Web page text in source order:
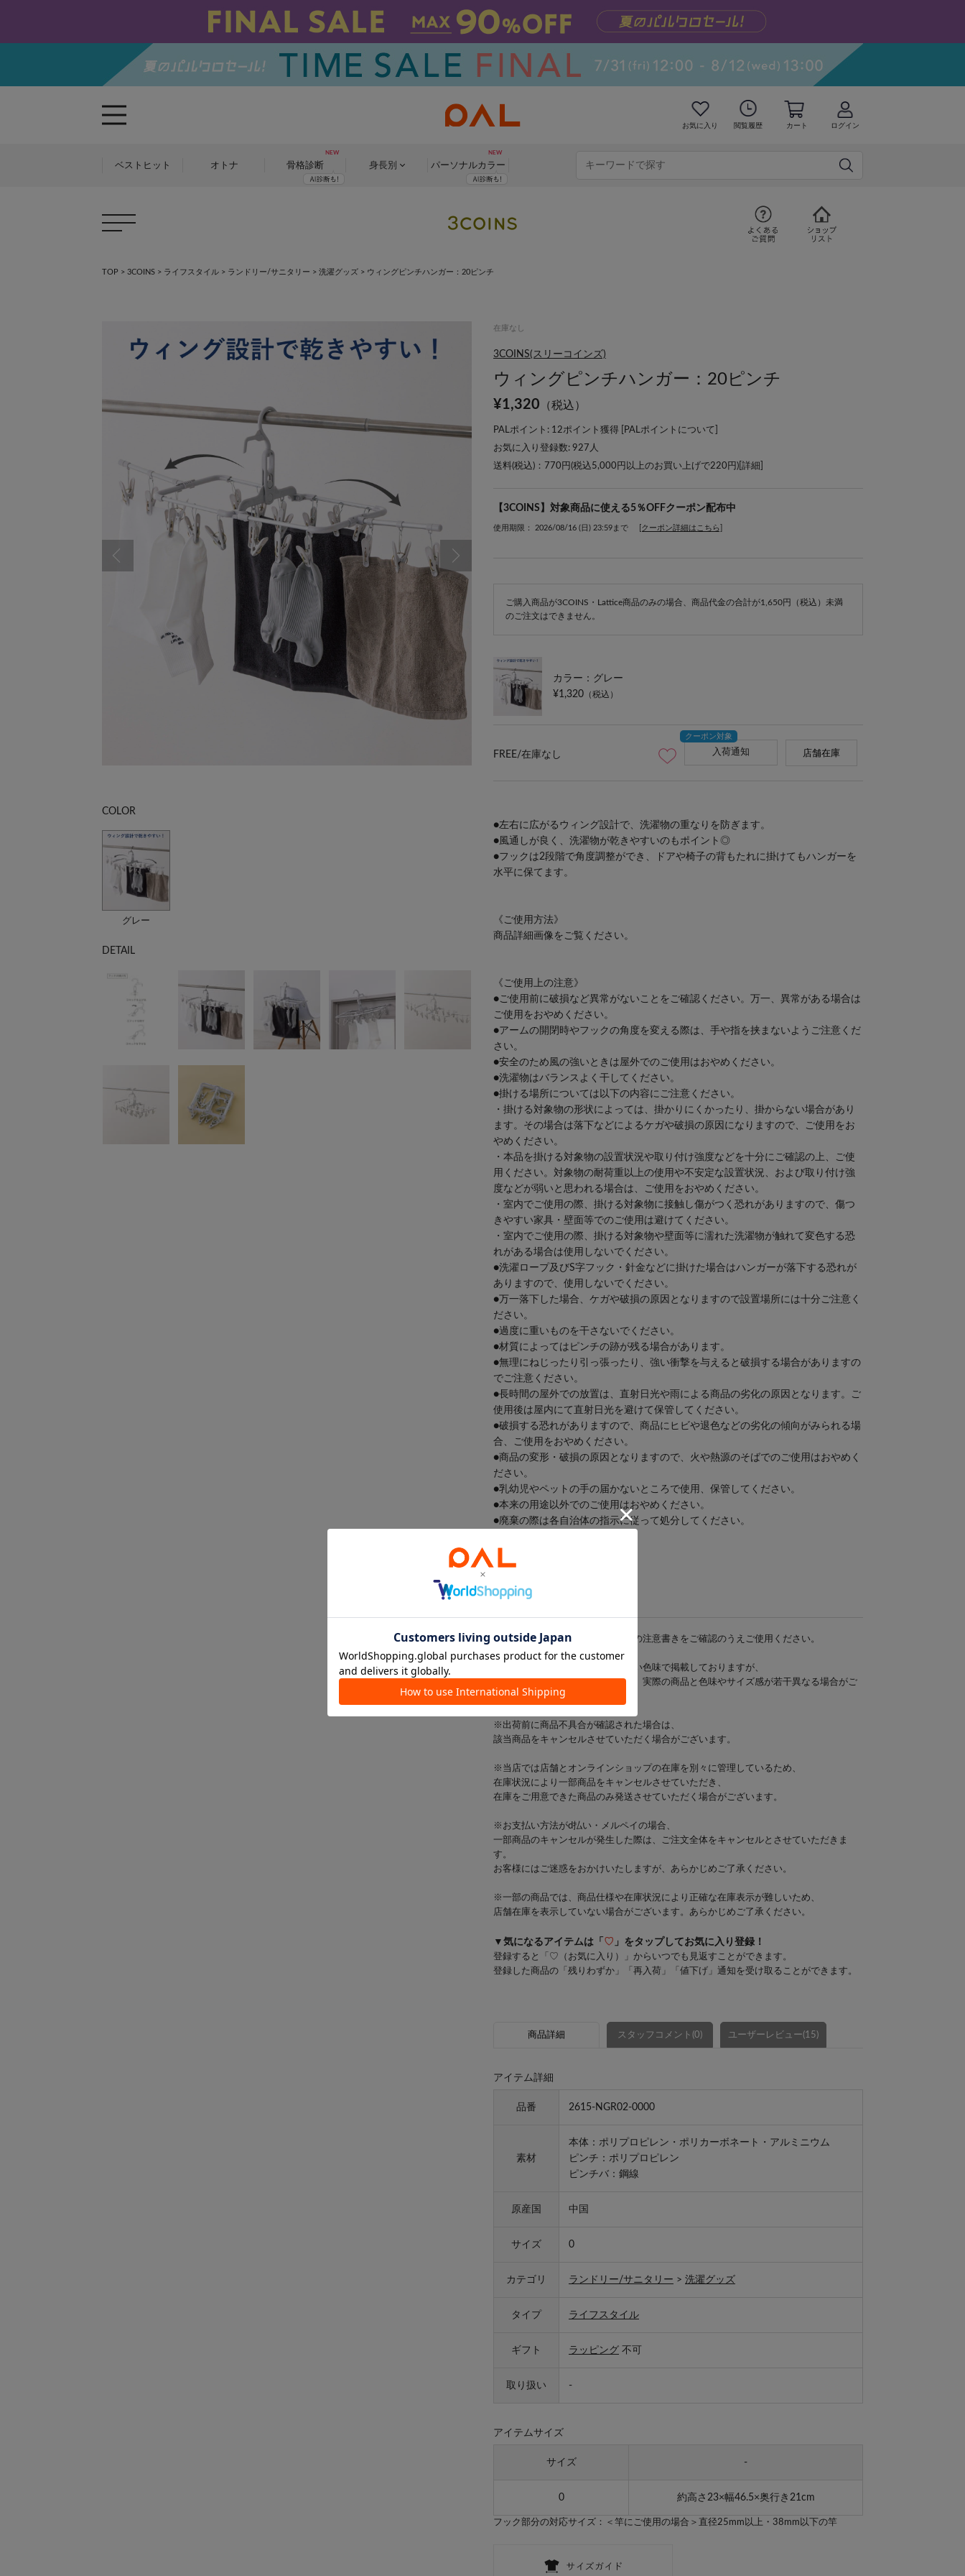
お気に入り 閲覧履歴 カート ログイン
ベストヒット オトナ 骨格診断 身長別 パーソナルカラー
TOP > 3COINS > ライフスタイル > ランドリー/サニタリー > 洗濯グッズ > ウィングピンチハンガー：20ピンチ
COLOR
グレー
DETAIL
在庫なし
3COINS(スリーコインズ)
ウィングピンチハンガー：20ピンチ
¥1,320 （税込）
PALポイント: 12ポイント獲得 [ PALポイントについて
お気に入り登録数: 927 人
送料(税込)：770円(税込5,000円以上のお買い上げで220円)[ 詳細
【3COINS】対象商品に使える5％OFFクーポン配布中
使用期限： 2026/08/16 (日) 23:59まで [クーポン詳細はこちら]
ご購入商品が3COINS・Lattice商品のみの場合、商品代金の合計が1,650円（税込）未満
のご注文はできません。
カラー：グレー
¥1,320 （税込）
FREE/在庫なし 入荷通知 店舗在庫
●左右に広がるウィング設計で、洗濯物の重なりを防ぎます。
●風通しが良く、洗濯物が乾きやすいのもポイント◎
●フックは2段階で角度調整ができ、ドアや椅子の背もたれに掛けてもハンガーを
水平に保てます。
《ご使用方法》
商品詳細画像をご覧ください。
《ご使用上の注意》
●ご使用前に破損など異常がないことをご確認ください。万一、異常がある場合は
ご使用をおやめください。
●アームの開閉時やフックの角度を変える際は、手や指を挟まないようご注意くだ
さい。
●安全のため風の強いときは屋外でのご使用はおやめください。
●洗濯物はバランスよく干してください。
●掛ける場所については以下の内容にご注意ください。
・掛ける対象物の形状によっては、掛かりにくかったり、掛からない場合があり
ます。その場合は落下などによるケガや破損の原因になりますので、ご使用をお
やめください。
・本品を掛ける対象物の設置状況や取り付け強度などを十分にご確認の上、ご使
用ください。対象物の耐荷重以上の使用や不安定な設置状況、および取り付け強
度などが弱いと思われる場合は、ご使用をおやめください。
・室内でご使用の際、掛ける対象物に接触し傷がつく恐れがありますので、傷つ
きやすい家具・壁面等でのご使用は避けてください。
・室内でご使用の際、掛ける対象物や壁面等に濡れた洗濯物が触れて変色する恐
れがある場合は使用しないでください。
●洗濯ロープ及びS字フック・針金などに掛けた場合はハンガーが落下する恐れが
ありますので、使用しないでください。
●万一落下した場合、ケガや破損の原因となりますので設置場所には十分ご注意く
ださい。
●過度に重いものを干さないでください。
●材質によってはピンチの跡が残る場合があります。
●無理にねじったり引っ張ったり、強い衝撃を与えると破損する場合がありますの
でご注意ください。
●長時間の屋外での放置は、直射日光や雨による商品の劣化の原因となります。ご
使用後は屋内にて直射日光を避けて保管してください。
●破損する恐れがありますので、商品にヒビや退色などの劣化の傾向がみられる場
合、ご使用をおやめください。
●商品の変形・破損の原因となりますので、火や熱源のそばでのご使用はおやめく
ださい。
●乳幼児やペットの手の届かないところで使用、保管してください。
●本来の用途以外でのご使用はおやめください。
●廃棄の際は各自治体の指示に従って処分してください。
梅雨/梅雨対策/洗濯/ランドリー/湿気対策/ハンガー/部屋干し/室内干し
※ご使用前に、パッケージに記載の注意書きをご確認のうえご使用ください。
※商品画像はできる限り実物に近い色味で掲載しておりますが、
光の当たり方やご覧の環境により、実際の商品と色味やサイズ感が若干異なる場合がご
ざいます。
※出荷前に商品不具合が確認された場合は、
該当商品をキャンセルさせていただく場合がございます。
※当店では店舗とオンラインショップの在庫を別々に管理しているため、
在庫状況により一部商品をキャンセルさせていただき、
在庫をご用意できた商品のみ発送させていただく場合がございます。
※お支払い方法がd払い・メルペイの場合、
一部商品のキャンセルが発生した際は、ご注文全体をキャンセルとさせていただきま
す。
お客様にはご迷惑をおかけいたしますが、あらかじめご了承ください。
※一部の商品では、商品仕様や在庫状況により正確な在庫表示が難しいため、
店舗在庫を表示していない場合がございます。あらかじめご了承ください。
▼気になるアイテムは「 ♡ 」をタップしてお気に入り登録！
登録すると「♡（お気に入り）」からいつでも見返すことができます。
登録した商品の「残りわずか」「再入荷」「値下げ」通知を受け取ることができます。
商品詳細 スタッフコメント(0) ユーザーレビュー(15)
アイテム詳細
品番 2615-NGR02-0000
素材
本体：ポリプロピレン・ポリカーボネート・アルミニウム
ピンチ：ポリプロピレン
ピンチバ：鋼線
原産国 中国
サイズ 0
カテゴリ ランドリー/サニタリー > 洗濯グッズ
タイプ ライフスタイル
ギフト ラッピング 不可
取り扱い -
アイテムサイズ
サイズ -
0 約高さ23×幅46.5×奥行き21cm
フック部分の対応サイズ：＜竿にご使用の場合＞直径25mm以上・38mm以下の竿